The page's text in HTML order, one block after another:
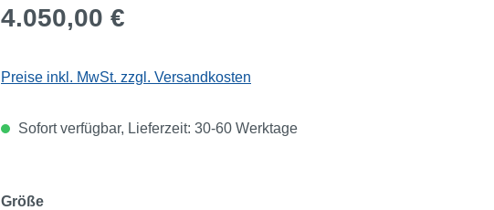
Regulärer Preis:
4.050,00 €
Preise inkl. MwSt. zzgl. Versandkosten
Sofort verfügbar, Lieferzeit: 30-60 Werktage
Größeauswählen